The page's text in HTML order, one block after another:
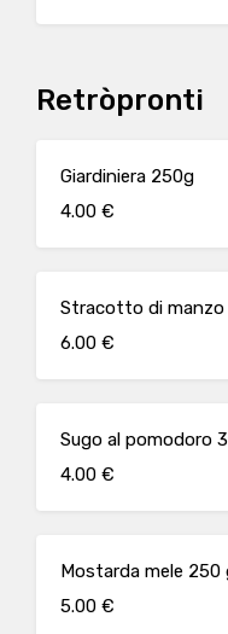
Retròpronti
Giardiniera 250g
4.00 €
Stracotto di manzo
6.00 €
Sugo al pomodoro
4.00 €
Mostarda mele 250
5.00 €